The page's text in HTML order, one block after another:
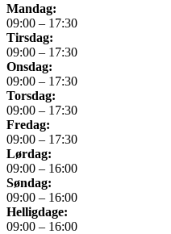
Mandag:
09:00 – 17:30
Tirsdag:
09:00 – 17:30
Onsdag:
09:00 – 17:30
Torsdag:
09:00 – 17:30
Fredag:
09:00 – 17:30
Lørdag:
09:00 – 16:00
Søndag:
09:00 – 16:00
Helligdage:
09:00 – 16:00